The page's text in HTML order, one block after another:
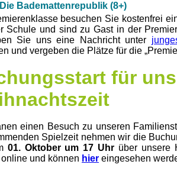
Bademattenrepublik (8+)
besuchen Sie kostenfrei
Schule und sind zu Gast in der
Sie uns eine Nachricht unter
und vergeben die Plätze für die
für
einen Besuch zu unseren
Spielzeit nehmen wir die
01. Oktober um 17 Uhr über unsere
online und können hier eingesehen